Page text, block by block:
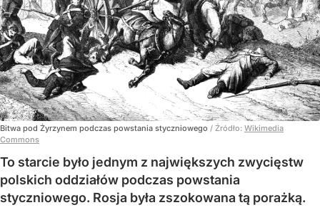
Bitwa pod Żyrzynem podczas powstania styczniowego / Źródło: Wikimedia
Commons
To starcie było jednym z największych zwycięstw
polskich oddziałów podczas powstania
styczniowego. Rosja była zszokowana tą porażką.